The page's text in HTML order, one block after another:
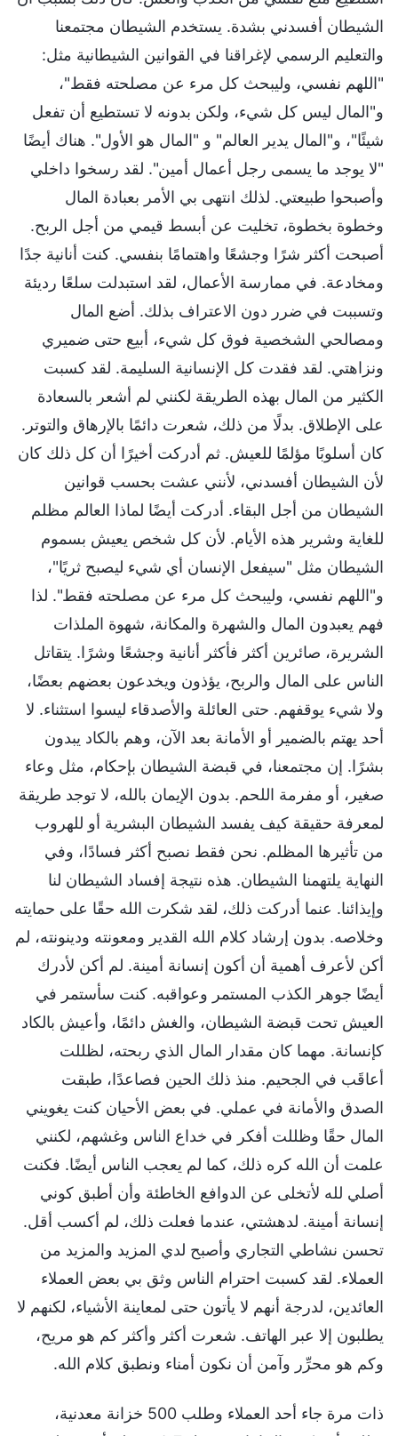
الشيطان أفسدني بشدة. يستخدم الشيطان مجتمعنا
والتعليم الرسمي لإغراقنا في القوانين الشيطانية مثل:
"اللهم نفسي، وليبحث كل مرء عن مصلحته فقط"،
و"المال ليس كل شيء، ولكن بدونه لا تستطيع أن تفعل
شيئًا"، و"المال يدير العالم" و "المال هو الأول". هناك أيضًا
"لا يوجد ما يسمى رجل أعمال أمين". لقد رسخوا داخلي
وأصبحوا طبيعتي. لذلك انتهى بي الأمر بعبادة المال
وخطوة بخطوة، تخليت عن أبسط قيمي من أجل الربح.
أصبحت أكثر شرًا وجشعًا واهتمامًا بنفسي. كنت أنانية جدًا
ومخادعة. في ممارسة الأعمال، لقد استبدلت سلعًا رديئة
وتسببت في ضرر دون الاعتراف بذلك. أضع المال
ومصالحي الشخصية فوق كل شيء، أبيع حتى ضميري
ونزاهتي. لقد فقدت كل الإنسانية السليمة. لقد كسبت
الكثير من المال بهذه الطريقة لكنني لم أشعر بالسعادة
على الإطلاق. بدلًا من ذلك، شعرت دائمًا بالإرهاق والتوتر.
كان أسلوبًا مؤلمًا للعيش. ثم أدركت أخيرًا أن كل ذلك كان
لأن الشيطان أفسدني، لأنني عشت بحسب قوانين
الشيطان من أجل البقاء. أدركت أيضًا لماذا العالم مظلم
للغاية وشرير هذه الأيام. لأن كل شخص يعيش بسموم
الشيطان مثل "سيفعل الإنسان أي شيء ليصبح ثريًا"،
و"اللهم نفسي، وليبحث كل مرء عن مصلحته فقط". لذا
فهم يعبدون المال والشهرة والمكانة، شهوة الملذات
الشريرة، صائرين أكثر فأكثر أنانية وجشعًا وشرًا. يتقاتل
الناس على المال والربح، يؤذون ويخدعون بعضهم بعضًا،
ولا شيء يوقفهم. حتى العائلة والأصدقاء ليسوا استثناء. لا
أحد يهتم بالضمير أو الأمانة بعد الآن، وهم بالكاد يبدون
بشرًا. إن مجتمعنا، في قبضة الشيطان بإحكام، مثل وعاء
صغير، أو مفرمة اللحم. بدون الإيمان بالله، لا توجد طريقة
لمعرفة حقيقة كيف يفسد الشيطان البشرية أو للهروب
من تأثيرها المظلم. نحن فقط نصبح أكثر فسادًا، وفي
النهاية يلتهمنا الشيطان. هذه نتيجة إفساد الشيطان لنا
وإيذائنا. عنما أدركت ذلك، لقد شكرت الله حقًا على حمايته
وخلاصه. بدون إرشاد كلام الله القدير ومعونته ودينونته، لم
أكن لأعرف أهمية أن أكون إنسانة أمينة. لم أكن لأدرك
أيضًا جوهر الكذب المستمر وعواقبه. كنت سأستمر في
العيش تحت قبضة الشيطان، والغش دائمًا، وأعيش بالكاد
كإنسانة. مهما كان مقدار المال الذي ربحته، لظللت
أعاقَب في الجحيم. منذ ذلك الحين فصاعدًا، طبقت
الصدق والأمانة في عملي. في بعض الأحيان كنت يغويني
المال حقًا وظللت أفكر في خداع الناس وغشهم، لكنني
علمت أن الله كره ذلك، كما لم يعجب الناس أيضًا. فكنت
أصلي لله لأتخلى عن الدوافع الخاطئة وأن أطبق كوني
إنسانة أمينة. لدهشتي، عندما فعلت ذلك، لم أكسب أقل.
تحسن نشاطي التجاري وأصبح لدي المزيد والمزيد من
العملاء. لقد كسبت احترام الناس وثق بي بعض العملاء
العائدين، لدرجة أنهم لا يأتون حتى لمعاينة الأشياء، لكنهم لا
يطلبون إلا عبر الهاتف. شعرت أكثر وأكثر كم هو مريح،
وكم هو محرِّر وآمن أن نكون أمناء ونطبق كلام الله.
ذات مرة جاء أحد العملاء وطلب 500 خزانة معدنية،